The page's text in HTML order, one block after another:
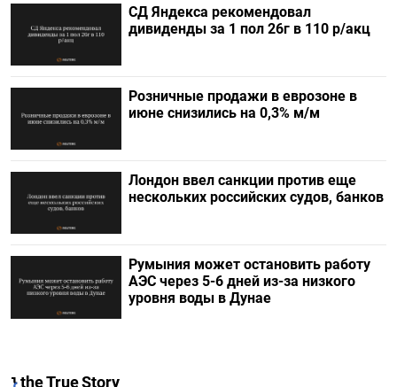
СД Яндекса рекомендовал
дивиденды за 1 пол 26г в 110 р/акц
Розничные продажи в еврозоне в
июне снизились на 0,3% м/м
Лондон ввел санкции против еще
нескольких российских судов, банков
Румыния может остановить работу
АЭС через 5-6 дней из-за низкого
уровня воды в Дунае